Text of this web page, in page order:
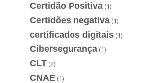
Certidão Positiva (1)
Certidões negativa (1)
certificados digitais (1)
Cibersegurança (1)
CLT (2)
CNAE (1)